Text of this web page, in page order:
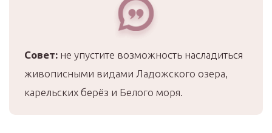
Совет: не упустите возможность насладиться
живописными видами Ладожского озера,
карельских берёз и Белого моря.